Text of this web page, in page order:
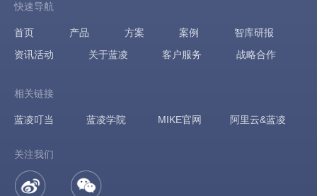
快速导航
首页 产品 方案 案例
智库研报
资讯活动
关于蓝凌 客户服务 战略合作
相关链接
蓝凌叮当 蓝凌学院 MIKE官网 阿里云&蓝凌
关注我们